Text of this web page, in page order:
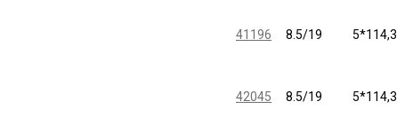
41196 8.5/19 5*114,3
42045 8.5/19 5*114,3